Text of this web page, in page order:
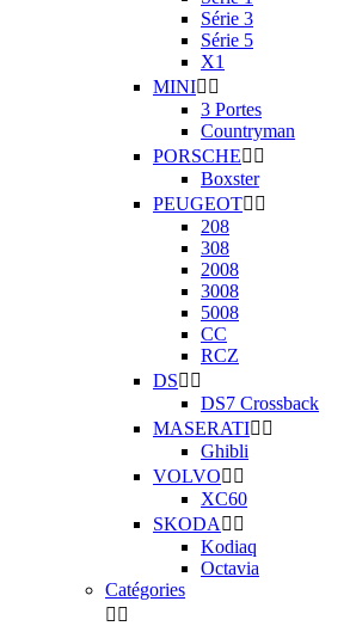
Série 3
Série 5
X1
MINI 
3 Portes
Countryman
PORSCHE 
Boxster
PEUGEOT 
208
308
2008
3008
5008
CC
RCZ
DS 
DS7 Crossback
MASERATI 
Ghibli
VOLVO 
XC60
SKODA  
Kodiaq
Octavia
Catégories
 